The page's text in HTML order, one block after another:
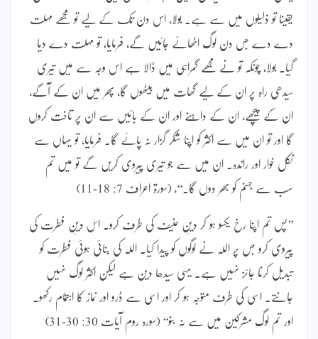
یقینا تو ذلیلوں میں سے ہے۔ بولا، اس دن تک کے لیے تو مجھے مہلت
دے دے جس دن لوگ اٹھائے جائیں گے، فرمایا، تو مہلت دے دیا
گیا۔ بولا، چونکہ تو نے مجھے گمراہی میں ڈالا ہے اس وجہ سے میں تیری
سیدھی راہ پر ان کے لیے گھات میں بیٹھوں گا، پھر میں ان کے آگے،
ان کے پیچھے، ان کے داہنے اور ان کے بائیں سے ان پر تاخت کروں
گا اور تو ان میں سے اکثر کو اپنا شکر گزار نہ پائے گا۔ فرمایا، تو یہاں سے
نکل خوار اور راندہ۔ ان میں سے جو تیری پیروی کریں گے تو میں تم
سب سے جہنم کو بھر دوں گا۔‘‘، (سورۃ اعراف 7: 18-11)
’’پس تم اپنا رخ یکسو ہو کر دینِ حنیف کی طرف کرو۔ اس دینِ فطرت کی
پیروی کرو جس پر اللہ نے لوگوں کو پیدا کیا۔ اللہ کی بنائی ہوئی فطرت کو
تبدیل کرنا جائز نہیں ہے۔ یہی سیدھا دین ہے لیکن اکثر لوگ نہیں
جانتے۔ اسی کی طرف متوجہ ہو کر اور اسی سے ڈرو اور نماز کا اہتمام رکھو۔
اور تم لوگ مشرکین میں سے نہ بنو‘‘ (سورہ روم آیات 30: 30-31)